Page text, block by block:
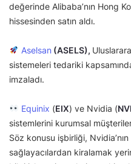
değerinde Alibaba’nın Hong
hissesinden satın aldı.
Aselsan (ASELS),
sistemeleri tedariki
imzaladı.
Equinix (EIX) ve Nvidia (
sistemlerini kurumsal
Söz konusu işbirliği,
sağlayacılardan kiralamak